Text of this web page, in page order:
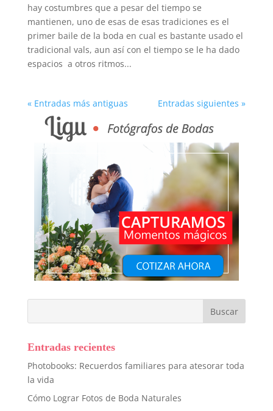
hay costumbres que a pesar del tiempo se
mantienen, uno de esas de esas tradiciones es el
primer baile de la boda en cual es bastante usado el
tradicional vals, aun así con el tiempo se le ha dado
espacios a otros ritmos...
« Entradas más antiguas Entradas siguientes »
Entradas recientes
Photobooks: Recuerdos familiares para atesorar toda
la vida
Cómo Lograr Fotos de Boda Naturales